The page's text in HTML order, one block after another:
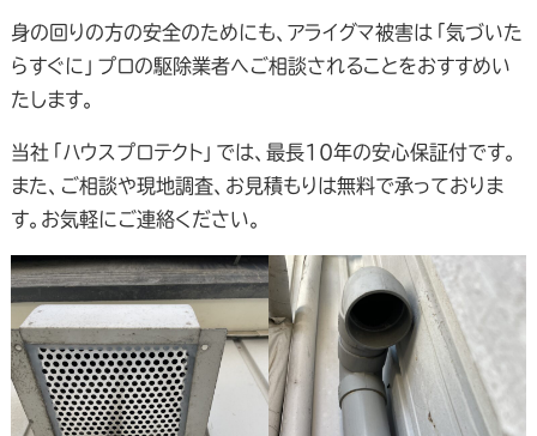
身の回りの方の安全のためにも、アライグマ被害は「気づいた
らすぐに」プロの駆除業者へご相談されることをおすすめい
たします。
当社「ハウスプロテクト」では、最長10年の安心保証付です。
また、ご相談や現地調査、お見積もりは無料で承っておりま
す。お気軽にご連絡ください。